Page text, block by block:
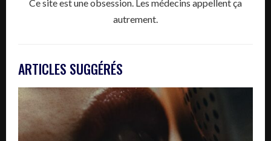
Ce site est une obsession. Les médecins appellent ça
autrement.
ARTICLES SUGGÉRÉS